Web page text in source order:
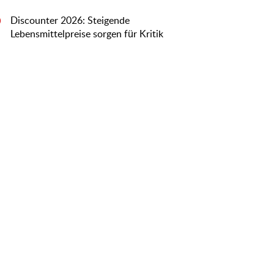
Discounter 2026: Steigende
Lebensmittelpreise sorgen für Kritik